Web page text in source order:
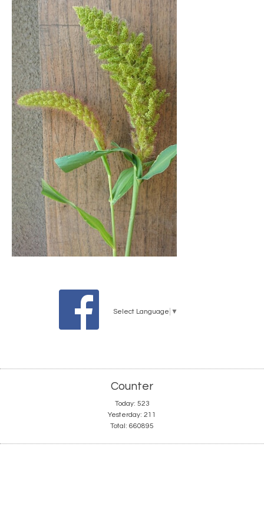
Select Language ▼
Counter
Today: 523
Yesterday: 211
Total: 660895